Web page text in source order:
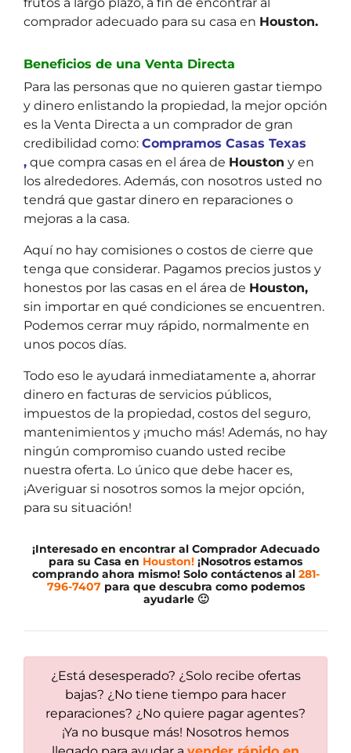
comprador adecuado para su casa en Houston.
Beneficios de una Venta Directa
Para las personas que no quieren gastar tiempo
y dinero enlistando la propiedad, la mejor opción
es la Venta Directa a un comprador de gran
credibilidad como: Compramos Casas Texas
, que compra casas en el área de Houston y en
los alrededores. Además, con nosotros usted no
tendrá que gastar dinero en reparaciones o
mejoras a la casa.
Aquí no hay comisiones o costos de cierre que
tenga que considerar. Pagamos precios justos y
honestos por las casas en el área de Houston,
sin importar en qué condiciones se encuentren.
Podemos cerrar muy rápido, normalmente en
unos pocos días.
Todo eso le ayudará inmediatamente a, ahorrar
dinero en facturas de servicios públicos,
impuestos de la propiedad, costos del seguro,
mantenimientos y ¡mucho más! Además, no hay
ningún compromiso cuando usted recibe
nuestra oferta. Lo único que debe hacer es,
¡Averiguar si nosotros somos la mejor opción,
para su situación!
¡Interesado en encontrar al Comprador Adecuado
para su Casa en Houston! ¡Nosotros estamos
comprando ahora mismo! Solo contáctenos al 281-
796-7407para que descubra como podemos
ayudarle 🙂
¿Está desesperado? ¿Solo recibe ofertas
bajas? ¿No tiene tiempo para hacer
reparaciones? ¿No quiere pagar agentes?
¡Ya no busque más! Nosotros hemos